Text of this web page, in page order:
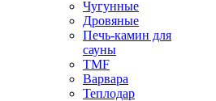
Чугунные
Дровяные
Печь-камин для
сауны
TMF
Варвара
Теплодар